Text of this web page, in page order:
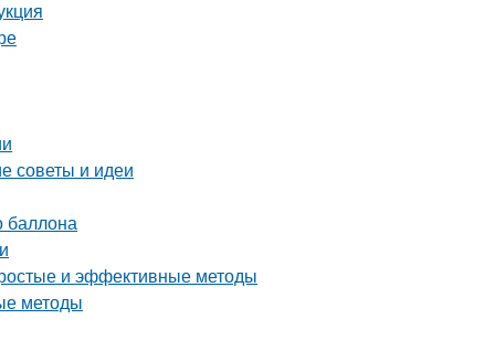
советы и идеи
баллона
и эффективные методы
методы